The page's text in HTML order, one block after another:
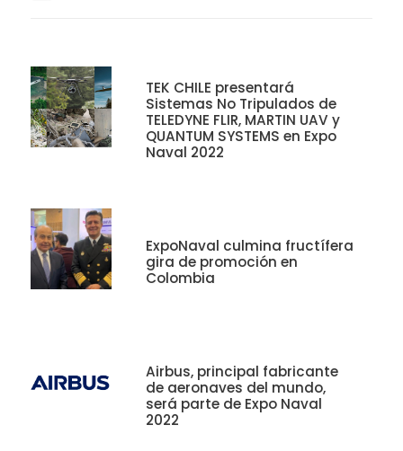
TEK CHILE presentará
Sistemas No Tripulados de
TELEDYNE FLIR, MARTIN UAV y
QUANTUM SYSTEMS en Expo
Naval 2022
ExpoNaval culmina fructífera
gira de promoción en
Colombia
Airbus, principal fabricante
de aeronaves del mundo,
será parte de Expo Naval
2022